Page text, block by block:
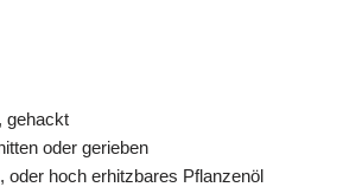
gehackt
oder gerieben
oder hoch erhitzbares Pflanzenöl